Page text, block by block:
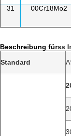
31 00Cr18Mo2
Beschreibung fürss
Standard